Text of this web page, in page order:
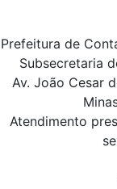
Prefeitura de
Subsecretaria
Av. João Cesar
Atendimento